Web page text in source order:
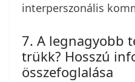
interperszonális
7. A legnagyobb
trükk? Hosszú
összefoglalása